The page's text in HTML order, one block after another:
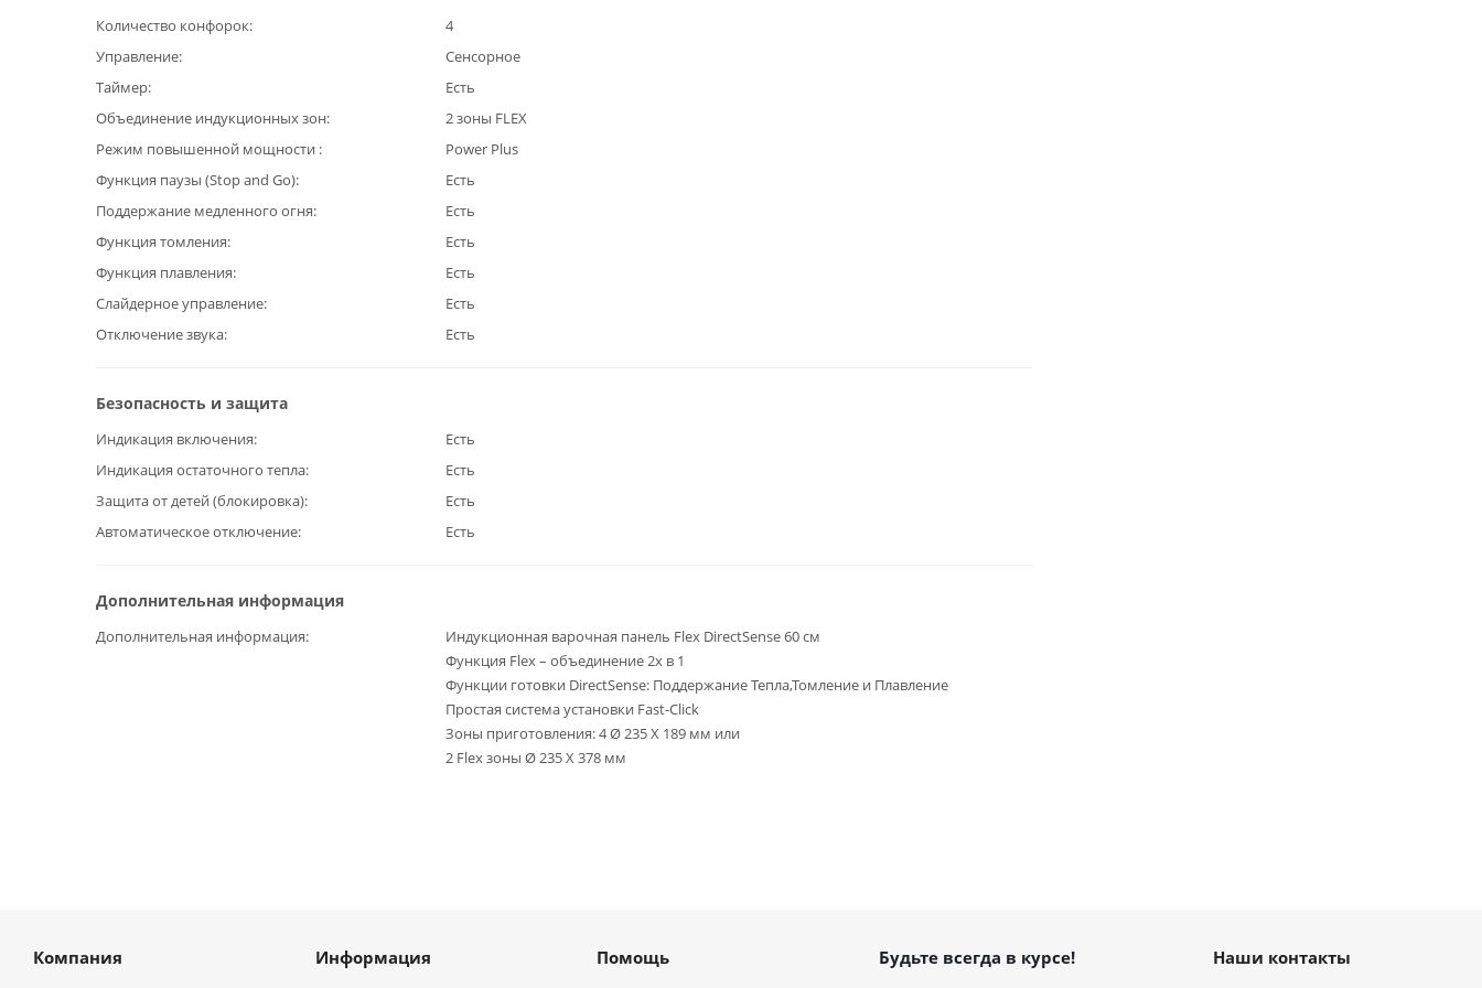
Количество конфорок
4
Управление
Сенсорное
Таймер
Есть
Объединение индукционных зон
2 зоны FLEX
Режим повышенной мощности
Power Plus
Функция паузы (Stop and Go)
Есть
Поддержание медленного огня
Есть
Функция томления
Есть
Функция плавления
Есть
Слайдерное управление
Есть
Отключение звука
Есть
Безопасность и защита
Индикация включения
Есть
Индикация остаточного тепла
Есть
Защита от детей (блокировка)
Есть
Автоматическое отключение
Есть
Дополнительная информация
Дополнительная информация
Индукционная варочная панель Flex DirectSense 60 см
Функция Flex – объединение 2х в 1
Функции готовки DirectSense: Поддержание Тепла,Томление и Плавление
Простая система установки Fast-Click
Зоны приготовления: 4 Ø 235 X 189 мм или
2 Flex зоны Ø 235 X 378 мм
Компания Информация Помощь Будьте всегда в курсе! Наши контакты